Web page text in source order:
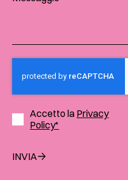
Accetto la Privacy
Policy*
INVIA